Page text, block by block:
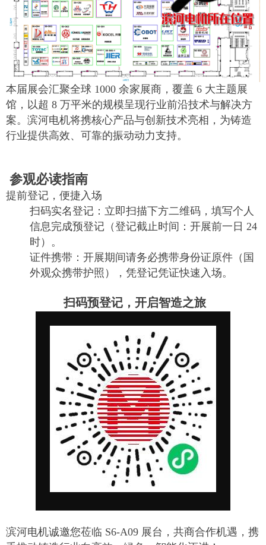
本届展会汇聚全球 1000 余家展商，覆盖 6 大主题展
馆，以超 8 万平米的规模呈现行业前沿技术与解决方
案。滨河电机将携核心产品与创新技术亮相，为铸造
行业提供高效、可靠的振动动力支持。
参观必读指南
提前登记，便捷入场
扫码实名登记：立即扫描下方二维码，填写个人
信息完成预登记（登记截止时间：开展前一日 24
时）。
证件携带：开展期间请务必携带身份证原件（国
外观众携带护照），凭登记凭证快速入场。
扫码预登记，开启智造之旅
滨河电机诚邀您莅临 S6-A09 展台，共商合作机遇，携